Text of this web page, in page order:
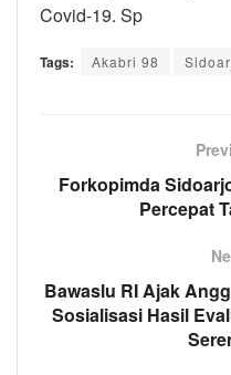
Covid-19. Sp
Tags: Akabri 98
Forkopimda
Percepat
Bawaslu RI Ajak
Sosialisasi Hasil